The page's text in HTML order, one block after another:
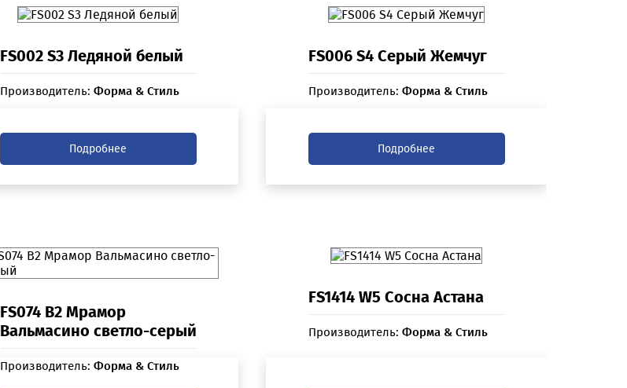
FS002 S3 Ледяной белый
Производитель: Форма & Стиль
Подробнее
FS006 S4 Cерый Жемчуг
Производитель: Форма & Стиль
Подробнее
FS074 B2 Мрамор
Вальмасино светло-серый
Производитель: Форма & Стиль
FS1414 W5 Сосна Астана
Производитель: Форма & Стиль